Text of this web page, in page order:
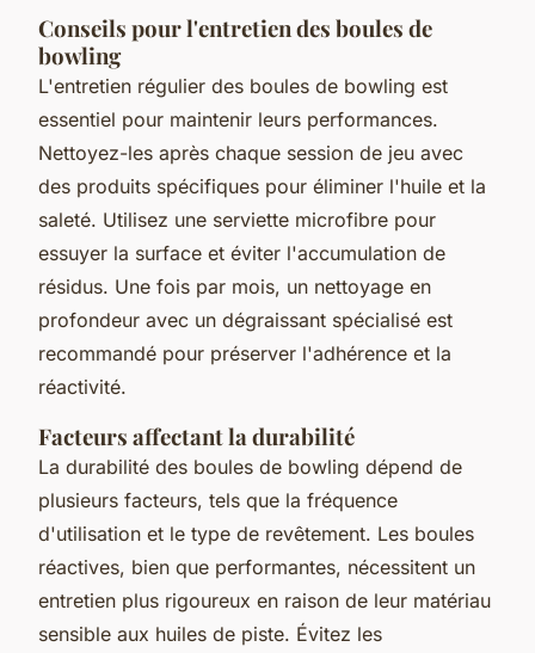
Conseils pour l'entretien des boules de
bowling
L'entretien régulier des boules de bowling est
essentiel pour maintenir leurs performances.
Nettoyez-les après chaque session de jeu avec
des produits spécifiques pour éliminer l'huile et la
saleté. Utilisez une serviette microfibre pour
essuyer la surface et éviter l'accumulation de
résidus. Une fois par mois, un nettoyage en
profondeur avec un dégraissant spécialisé est
recommandé pour préserver l'adhérence et la
réactivité.
Facteurs affectant la durabilité
La durabilité des boules de bowling dépend de
plusieurs facteurs, tels que la fréquence
d'utilisation et le type de revêtement. Les boules
réactives, bien que performantes, nécessitent un
entretien plus rigoureux en raison de leur matériau
sensible aux huiles de piste. Évitez les